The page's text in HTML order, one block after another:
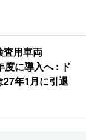
査用車両
度に導入へ : ド
27年1月に引退